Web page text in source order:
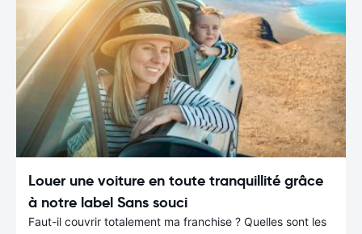
Louer une voiture en toute tranquillité grâce
à notre label Sans souci
Faut-il couvrir totalement ma franchise ? Quelles sont les